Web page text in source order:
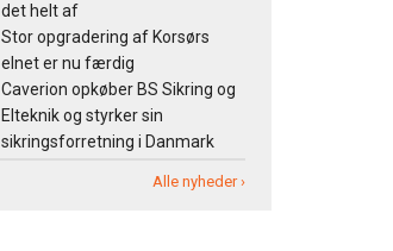
det helt af
Stor opgradering af Korsørs
elnet er nu færdig
Caverion opkøber BS Sikring og
Elteknik og styrker sin
sikringsforretning i Danmark
Alle nyheder ›